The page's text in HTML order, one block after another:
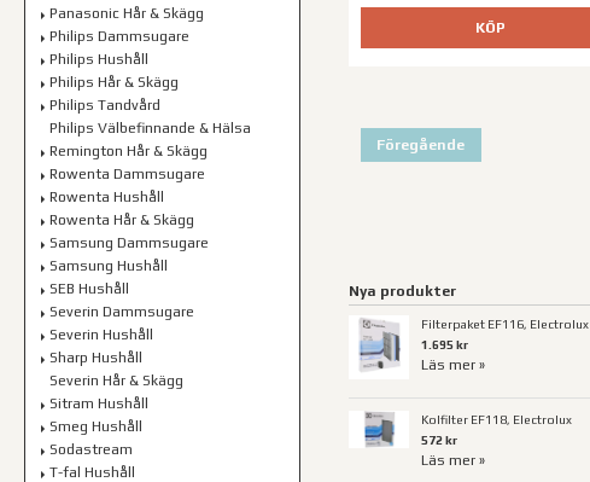
Panasonic Hår & Skägg
Philips Dammsugare
Philips Hushåll
Philips Hår & Skägg
Philips Tandvård
Philips Välbefinnande & Hälsa
Remington Hår & Skägg
Rowenta Dammsugare
Rowenta Hushåll
Rowenta Hår & Skägg
Samsung Dammsugare
Samsung Hushåll
SEB Hushåll
Severin Dammsugare
Severin Hushåll
Sharp Hushåll
Severin Hår & Skägg
Sitram Hushåll
Smeg Hushåll
Sodastream
T-fal Hushåll
KÖP
Föregående
Nya produkter
Filterpaket EF116, Electrolux
1.695 kr
Läs mer »
Kolfilter EF118, Electrolux
572 kr
Läs mer »